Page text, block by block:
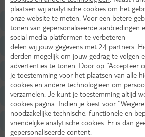
Ligging
Faciliteiten
Restaurants/Bars
Zwembaden
Sport & Activiteiten
plaatsen wij analytische cookies om het
onze website te meten. Voor een betere
tonen van gepersonaliseerde aanbiedingen
social media platformen te verbeteren
delen wij jouw gegevens met 24 partners .
derden mogelijk om jouw gedrag te volgen
advertenties te tonen. Door op “Accepteer
je toestemming voor het plaatsen van alle
cookies en andere technologieën om
verzamelen. Je kunt je toestemming altijd
cookies pagina . Indien je kiest voor
noodzakelijke technische, functionele en
vriendelijke analytische cookies. Er is dan
gepersonaliseerde content.